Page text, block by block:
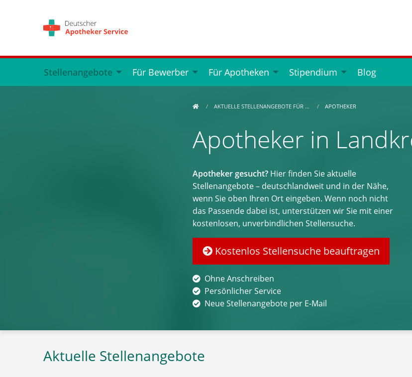
Stellenangebote Für Bewerber Für Apotheken Stipendium Blog
AKTUELLE STELLENANGEBOTE FÜR … APOTHEKER
Apotheker in
Apotheker gesucht? Hier finden Sie aktuelle
Stellenangebote – deutschlandweit und in der Nähe,
wenn Sie oben Ihren Ort eingeben. Wenn noch nicht
das Passende dabei ist, unterstützen wir Sie mit einer
kostenlosen, unverbindlichen Stellensuche.
Kostenlos Stellensuche beauftragen
Ohne Anschreiben
Persönlicher Service
Neue Stellenangebote per E-Mail
Aktuelle Stellenangebote